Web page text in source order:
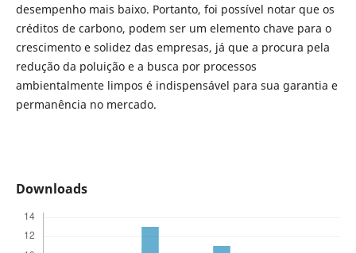
desempenho mais baixo. Portanto, foi possível notar que os
créditos de carbono, podem ser um elemento chave para o
crescimento e solidez das empresas, já que a procura pela
redução da poluição e a busca por processos
ambientalmente limpos é indispensável para sua garantia e
permanência no mercado.
Downloads